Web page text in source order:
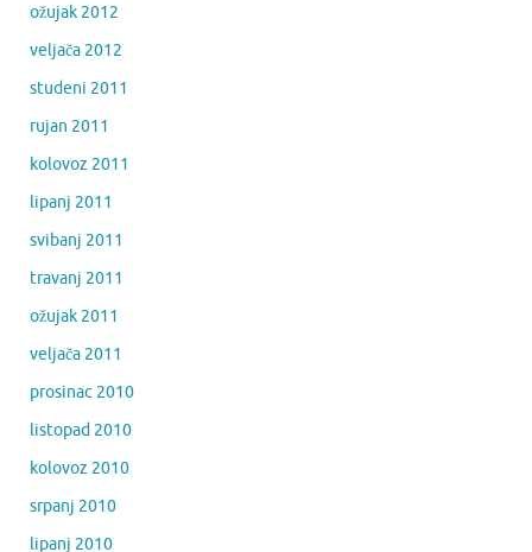
ožujak 2012
veljača 2012
studeni 2011
rujan 2011
kolovoz 2011
lipanj 2011
svibanj 2011
travanj 2011
ožujak 2011
veljača 2011
prosinac 2010
listopad 2010
kolovoz 2010
srpanj 2010
lipanj 2010